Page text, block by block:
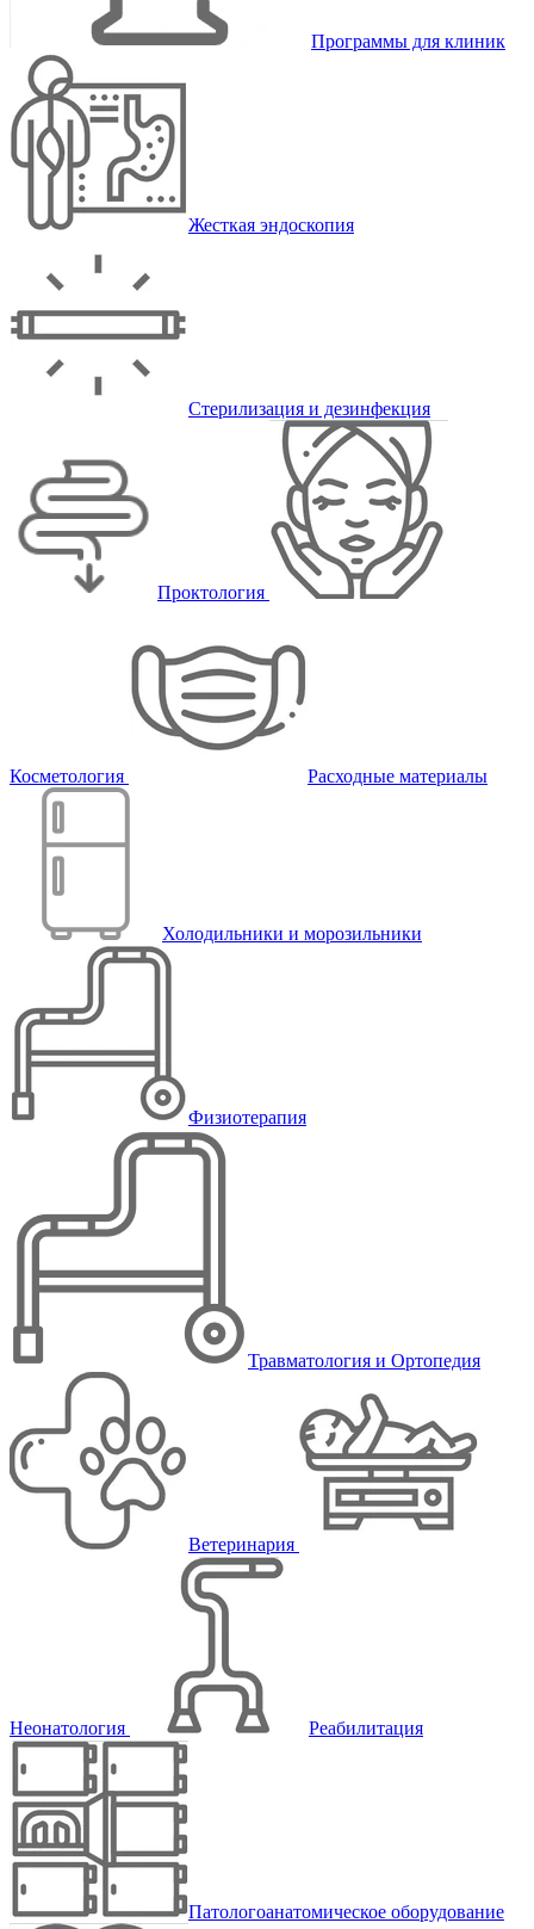
Программы для клиник
Жесткая эндоскопия
Стерилизация и дезинфекция
Проктология
Косметология Расходные материалы
Холодильники и морозильники
Физиотерапия
Травматология и Ортопедия
Ветеринария
Неонатология Реабилитация
Патологоанатомическое оборудование